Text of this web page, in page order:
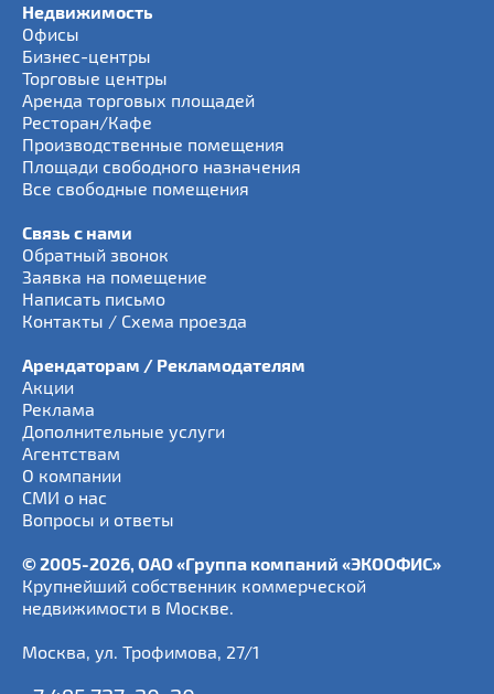
Недвижимость
Офисы
Бизнес-центры
Торговые центры
Аренда торговых площадей
Ресторан/Кафе
Производственные помещения
Площади свободного назначения
Все свободные помещения
Связь с нами
Обратный звонок
Заявка на помещение
Написать письмо
Контакты / Схема проезда
Арендаторам / Рекламодателям
Акции
Реклама
Дополнительные услуги
Агентствам
О компании
СМИ о нас
Вопросы и ответы
© 2005-2026, ОАО «Группа компаний «ЭКООФИС»
Крупнейший собственник коммерческой
недвижимости в Москве.
Москва, ул. Трофимова, 27/1